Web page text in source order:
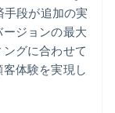
手段が追加の実
ジョンの最大
グに合わせて
体験を実現し